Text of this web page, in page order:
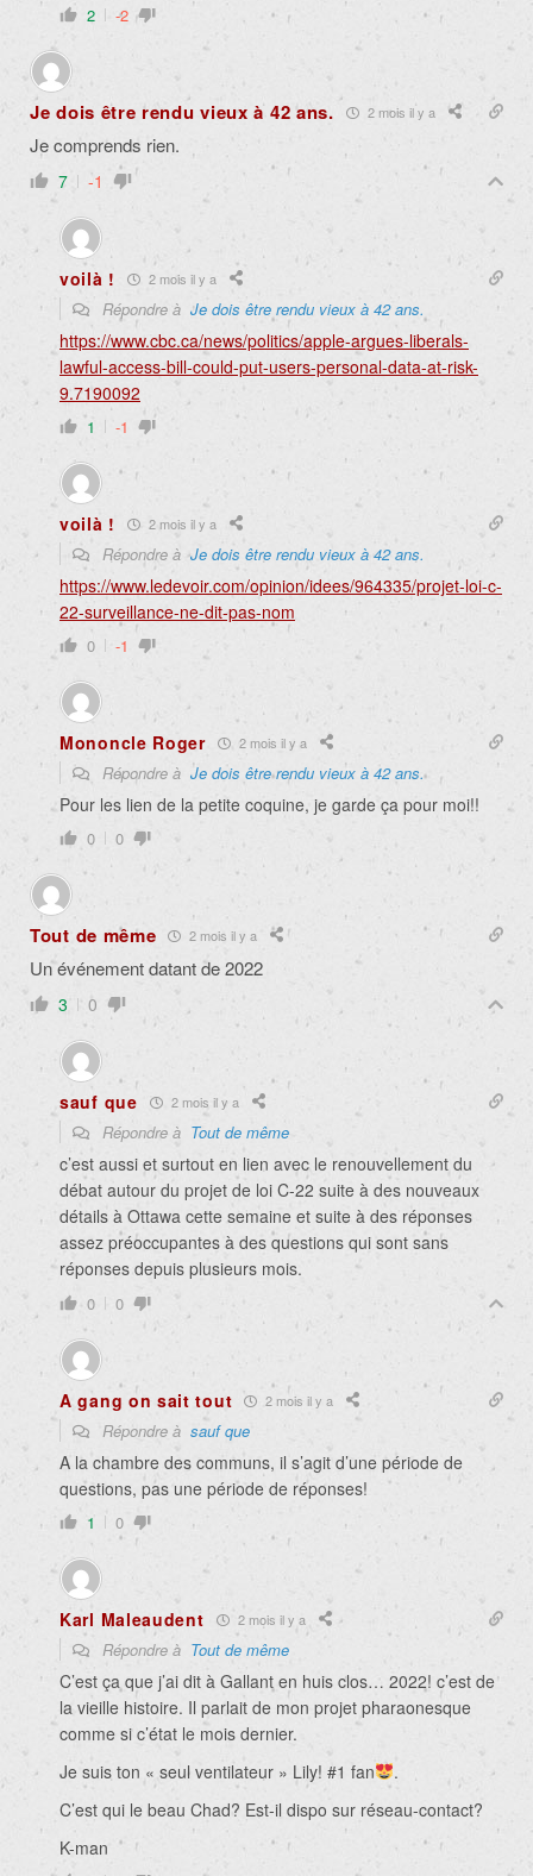
2 -2
Je dois être rendu vieux à 42 ans. 2 mois il y a
Je comprends rien.
7 -1
voilà ! 2 mois il y a
Répondre à Je dois être rendu vieux à 42 ans.
https://www.cbc.ca/news/politics/apple-argues-liberals-
lawful-access-bill-could-put-users-personal-data-at-risk-
9.7190092
1 -1
voilà ! 2 mois il y a
Répondre àJe dois être rendu vieux à 42 ans.
https://www.ledevoir.com/opinion/idees/964335/projet-loi-c-
22-surveillance-ne-dit-pas-nom
0 -1
Mononcle Roger 2 mois il y a
Répondre à Je dois être rendu vieux à 42 ans.
Pour les lien de la petite coquine, je garde ça pour moi!!
0 0
Tout de même 2 mois il y a
Un événement datant de 2022
3 0
sauf que 2 mois il y a
Répondre à Tout de même
c’est aussi et surtout en lien avec le renouvellement du
débat autour du projet de loi C-22 suite à des nouveaux
détails à Ottawa cette semaine et suite à des réponses
assez préoccupantes à des questions qui sont sans
réponses depuis plusieurs mois.
0 0
A gang on sait tout 2 mois il y a
Répondre à sauf que
A la chambre des communs, il s’agit d’une période de
questions, pas une période de réponses!
1 0
Karl Maleaudent 2 mois il y a
Répondre à Tout de même
C’est ça que j’ai dit à Gallant en huis clos… 2022! c’est de
la vieille histoire. Il parlait de mon projet pharaonesque
comme si c’état le mois dernier.
Je suis ton « seul ventilateur » Lily! #1 fan
.
C’est qui le beau Chad? Est-il dispo sur réseau-contact?
K-man